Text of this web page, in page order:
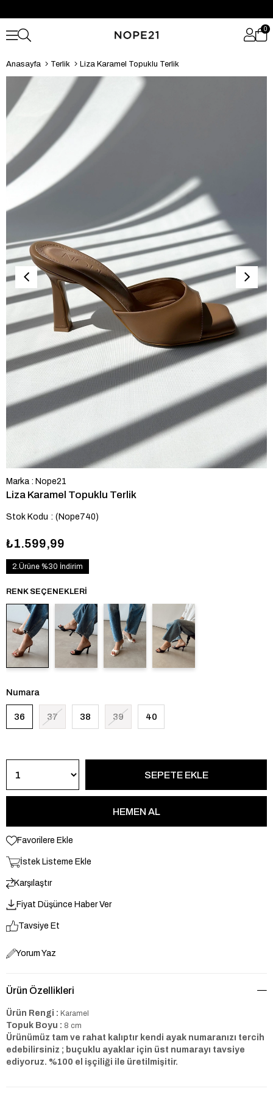
0
Anasayfa Terlik Liza Karamel Topuklu Terlik
Marka : Nope21
Liza Karamel Topuklu Terlik
Stok Kodu (Nope740)
₺1.599,99
2.Ürüne %30 İndirim
RENK SEÇENEKLERI
Numara
36 37 38 39 40
Favorilere Ekle
İstek Listeme Ekle
Karşılaştır
Fiyat Düşünce Haber Ver
Tavsiye Et
Yorum Yaz
Ürün Özellikleri
Ürün Rengi : Karamel
Topuk Boyu : 8 cm
Ürünümüz tam ve rahat kalıptır kendi ayak numaranızı tercih
edebilirsiniz ; buçuklu ayaklar için üst numarayı tavsiye
ediyoruz. %100 el işçiliği ile üretilmişitir.